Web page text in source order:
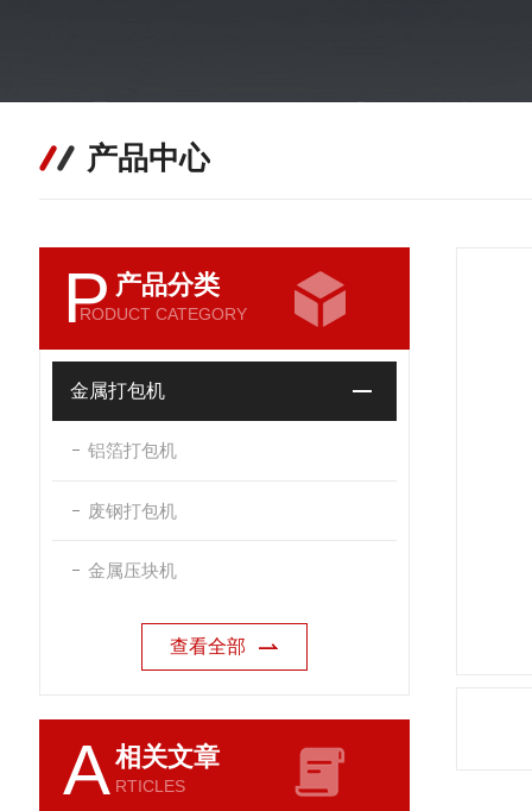
产品中心
P 产品分类
RODUCT CATEGORY
金属打包机
铝箔打包机
废钢打包机
金属压块机
查看全部
A相关文章
RTICLES